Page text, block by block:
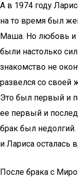
А в 1974 году
на то время был
Маша. Но любовь и
были настолько
знакомство не
развелся со своей
Это был первый и
ее первый и
брак был
и Лариса осталась
После брака с